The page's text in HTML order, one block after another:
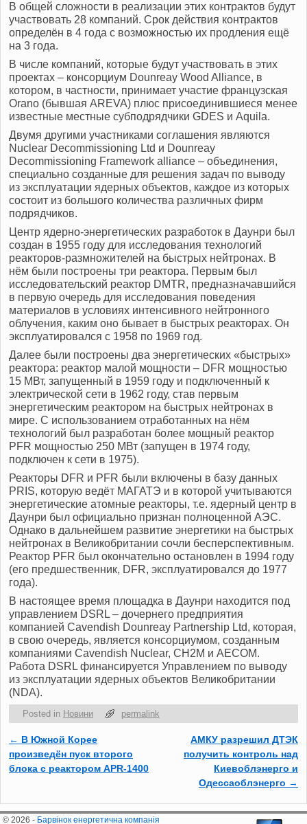
В общей сложности в реализации этих контрактов будут
участвовать 28 компаний. Срок действия контрактов
определён в 4 года с возможностью их продления ещё
на 3 года.
В числе компаний, которые будут участвовать в этих
проектах – консорциум Dounreay Wood Alliance, в
котором, в частности, принимает участие французская
Orano (бывшая AREVA) плюс присоединившиеся менее
известные местные субподрядчики GDES и Aquila.
Двумя другими участниками соглашения являются
Nuclear Decommissioning Ltd и Dounreay
Decommissioning Framework alliance – объединения,
специально созданные для решения задач по выводу
из эксплуатации ядерных объектов, каждое из которых
состоит из большого количества различных фирм
подрядчиков.
Центр ядерно-энергетических разработок в Даунри был
создан в 1955 году для исследования технологий
реакторов-размножителей на быстрых нейтронах. В
нём были построены три реактора. Первым был
исследовательский реактор DMTR, предназначавшийся
в первую очередь для исследования поведения
материалов в условиях интенсивного нейтронного
облучения, каким оно бывает в быстрых реакторах. Он
эксплуатировался с 1958 по 1969 год.
Далее были построены два энергетических «быстрых»
реактора: реактор малой мощности – DFR мощностью
15 МВт, запущенный в 1959 году и подключенный к
электрической сети в 1962 году, став первым
энергетическим реактором на быстрых нейтронах в
мире. С использованием отработанных на нём
технологий был разработан более мощный реактор
PFR мощностью 250 МВт (запущен в 1974 году,
подключен к сети в 1975).
Реакторы DFR и PFR были включены в базу данных
PRIS, которую ведёт МАГАТЭ и в которой учитываются
энергетические атомные реакторы, т.е. ядерный центр в
Даунри был официально признан полноценной АЭС.
Однако в дальнейшем развитие энергетики на быстрых
нейтронах в Великобритании сочли бесперспективным.
Реактор PFR был окончательно остановлен в 1994 году
(его предшественник, DFR, эксплуатировался до 1977
года).
В настоящее время площадка в Даунри находится под
управлением DSRL – дочернего предприятия
компанией Cavendish Dounreay Partnership Ltd, которая,
в свою очередь, является консорциумом, созданным
компаниями Cavendish Nuclear, CH2M и AECOM.
Работа DSRL финансируется Управлением по выводу
из эксплуатации ядерных объектов Великобритании
(NDA).
Posted in Новини permalink
Post navigation
← В Южной Корее
произведён пуск второго
блока с реактором APR-1400
АМКУ разрешил ДТЭК
получить контроль над
Киевоблэнерго и
Одессаоблэнерго →
© 2026 - Барвінок енергетична компанія